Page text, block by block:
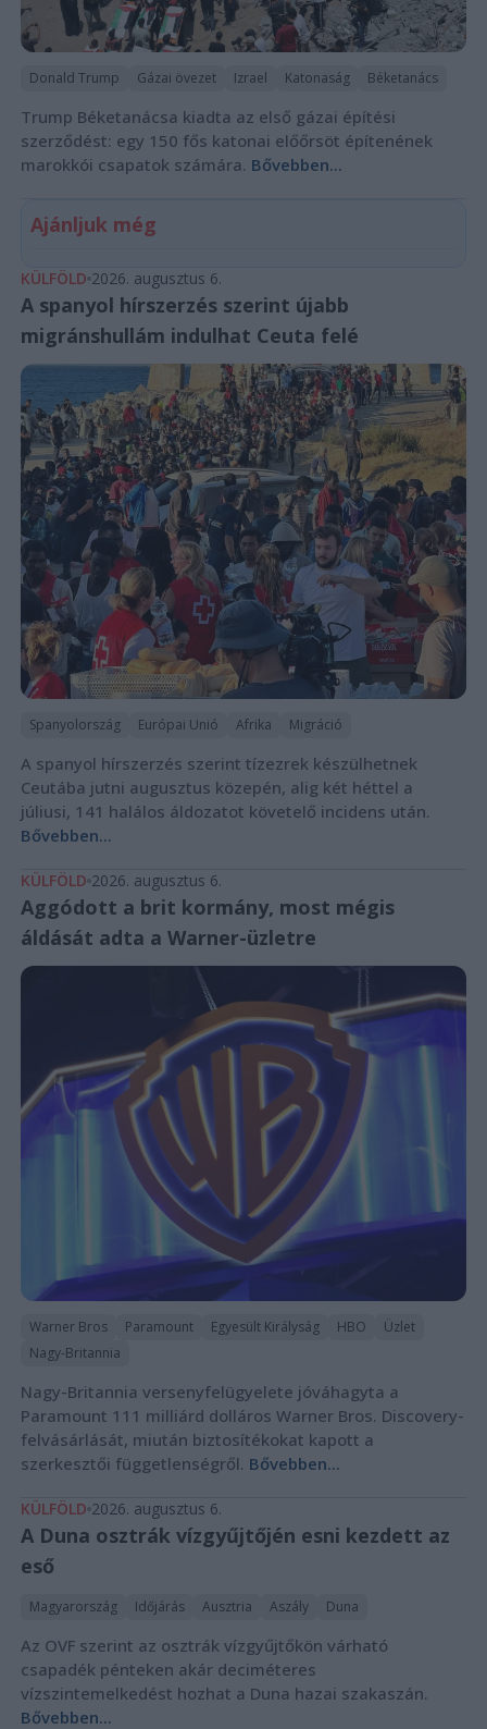
Donald Trump Gázai övezet Izrael Katonaság Béketanács
Trump Béketanácsa kiadta az első gázai építési
szerződést: egy 150 fős katonai előőrsöt építenének
marokkói csapatok számára. Bővebben...
Ajánljuk még
KÜLFÖLD 2026. augusztus 6.
A spanyol hírszerzés szerint újabb
migránshullám indulhat Ceuta felé
Spanyolország Európai Unió Afrika Migráció
A spanyol hírszerzés szerint tízezrek készülhetnek
Ceutába jutni augusztus közepén, alig két héttel a
júliusi, 141 halálos áldozatot követelő incidens után.
Bővebben...
KÜLFÖLD 2026. augusztus 6.
Aggódott a brit kormány, most mégis
áldását adta a Warner-üzletre
Warner Bros Paramount Egyesült Királyság HBO
Üzlet
Nagy-Britannia
Nagy-Britannia versenyfelügyelete jóváhagyta a
Paramount 111 milliárd dolláros Warner Bros. Discovery-
felvásárlását, miután biztosítékokat kapott a
szerkesztői függetlenségről. Bővebben...
KÜLFÖLD 2026. augusztus 6.
A Duna osztrák vízgyűjtőjén esni kezdett az
eső
Magyarország Időjárás Ausztria Aszály Duna
Az OVF szerint az osztrák vízgyűjtőkön várható
csapadék pénteken akár deciméteres
vízszintemelkedést hozhat a Duna hazai szakaszán.
Bővebben...